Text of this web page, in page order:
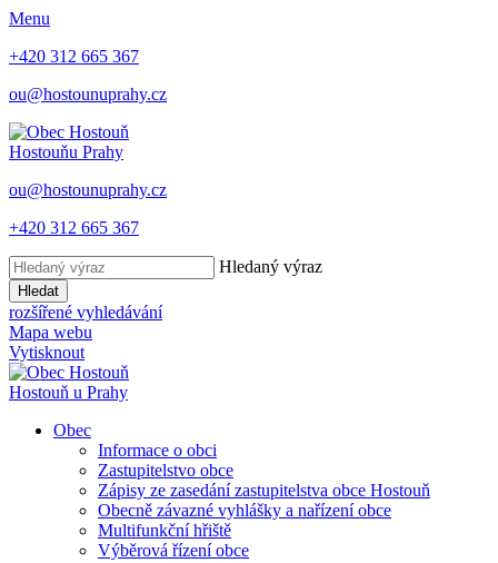
Menu
+420 312 665 367
ou@hostounuprahy.cz
Hostouňu Prahy
ou@hostounuprahy.cz
+420 312 665 367
Hledaný výraz
Hledat
rozšířené vyhledávání
Mapa webu
Vytisknout
Hostouň u Prahy
Obec
Informace o obci
Zastupitelstvo obce
Zápisy ze zasedání zastupitelstva obce Hostouň
Obecně závazné vyhlášky a nařízení obce
Multifunkční hřiště
Výběrová řízení obce